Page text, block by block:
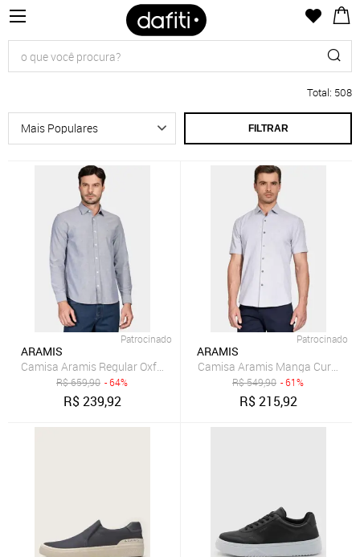
Total: 508
FILTRAR
Patrocinado
ARAMIS
Camisa Aramis Regular Oxford Marinho
R$659,90 - 64%
R$239,92
Patrocinado
ARAMIS
Camisa Aramis Manga Curta
R$549,90 - 61%
R$215,92